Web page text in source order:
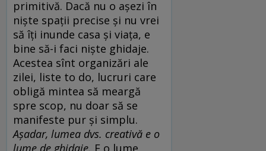
primitivă. Dacă nu o aşezi în
nişte spaţii precise şi nu vrei
să îţi inunde casa şi viaţa, e
bine să-i faci nişte ghidaje.
Acestea sînt organizări ale
zilei, liste to do, lucruri care
obligă mintea să meargă
spre scop, nu doar să se
manifeste pur şi simplu.
Aşadar, lumea dvs. creativă e o
lume de ghidaje. E o lume